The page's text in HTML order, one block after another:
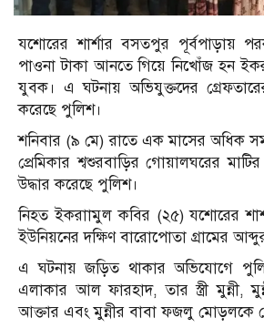
যশোরের শার্শার বসতপুর পূর্বপাড়ায়
পাওনা টাকা আনতে গিয়ে নিখোঁজ হন
যুবক। এ ঘটনায় অভিযুক্তদের
করেছে পুলিশ।
শনিবার (৯ মে) রাতে এক মাসের অধিক
প্রেমিকার শ্বশুরবাড়ির গোয়ালঘরের
উদ্ধার করেছে পুলিশ।
নিহত ইকরাামুল কবির (২৫) যশোরের
ইউনিয়নের দক্ষিণ বারোপোতা গ্রামের
এ ঘটনায় জড়িত থাকার অভিযোগে
এলাকার আল ফারহাদ, তার স্ত্রী মুন্নী,
আক্তার এবং মুন্নীর বাবা ফজলু মোড়লকে